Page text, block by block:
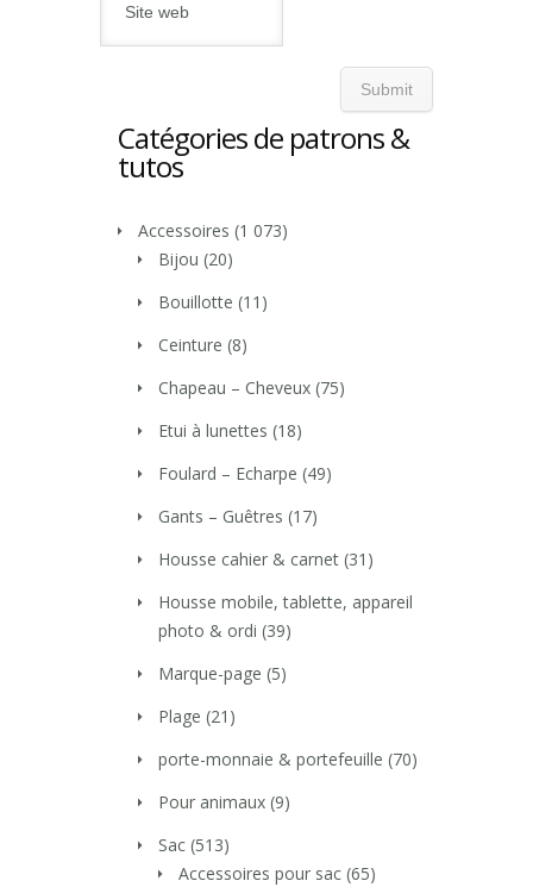
Catégories de patrons &
tutos
Accessoires (1 073)
Bijou (20)
Bouillotte (11)
Ceinture (8)
Chapeau – Cheveux (75)
Etui à lunettes (18)
Foulard – Echarpe (49)
Gants – Guêtres (17)
Housse cahier & carnet (31)
Housse mobile, tablette, appareil
photo & ordi (39)
Marque-page (5)
Plage (21)
porte-monnaie & portefeuille (70)
Pour animaux (9)
Sac (513)
Accessoires pour sac (65)